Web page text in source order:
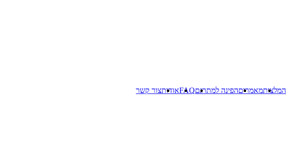
המלצותמאמריםהפינה למתרגםFAQאודותצור קשר